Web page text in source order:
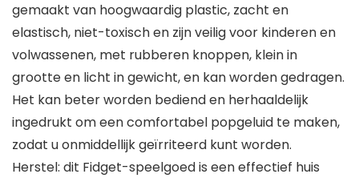
gemaakt van hoogwaardig plastic, zacht en
elastisch, niet-toxisch en zijn veilig voor kinderen en
volwassenen, met rubberen knoppen, klein in
grootte en licht in gewicht, en kan worden gedragen.
Het kan beter worden bediend en herhaaldelijk
ingedrukt om een ​​comfortabel popgeluid te maken,
zodat u onmiddellijk geïrriteerd kunt worden.
Herstel: dit Fidget-speelgoed is een effectief huis